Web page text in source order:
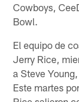
Cowboys,
Bowl.
El equipo de
Jerry Rice,
a Steve
Este martes